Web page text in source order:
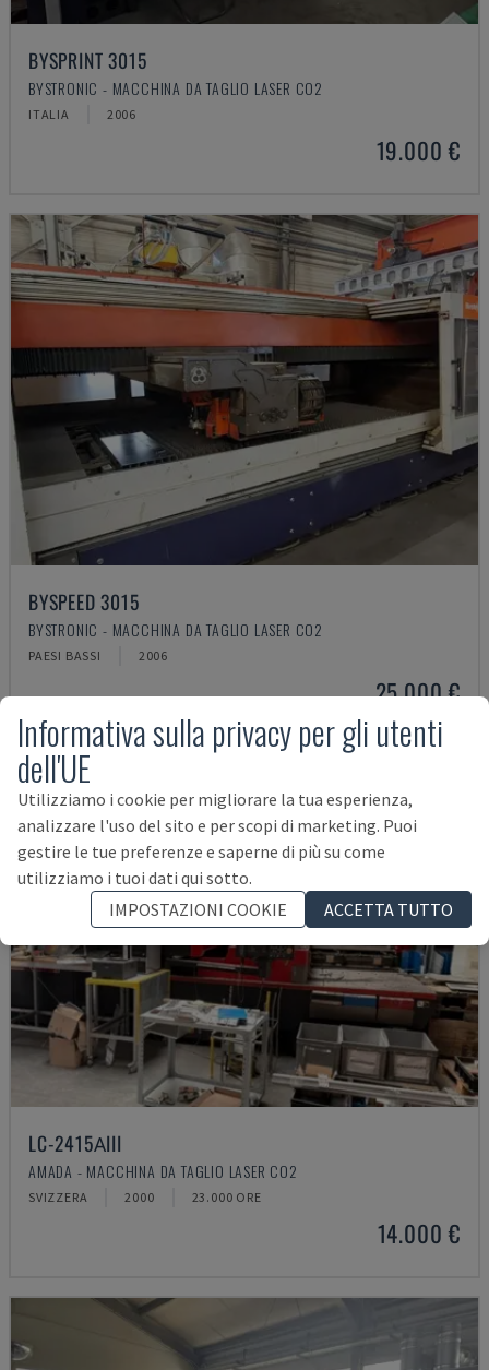
BYSPRINT 3015
BYSTRONIC - MACCHINA DA TAGLIO LASER CO2
ITALIA 2006
19.000 €
BYSPEED 3015
BYSTRONIC - MACCHINA DA TAGLIO LASER CO2
PAESI BASSI 2006
25.000 €
LC-2415ΑIII
AMADA - MACCHINA DA TAGLIO LASER CO2
SVIZZERA 2000 23.000 ORE
14.000 €
Informativa sulla privacy per gli utenti
dell'UE
Utilizziamo i cookie per migliorare la tua esperienza,
analizzare l'uso del sito e per scopi di marketing. Puoi
gestire le tue preferenze e saperne di più su come
utilizziamo i tuoi dati qui sotto.
IMPOSTAZIONI COOKIE
ACCETTA TUTTO